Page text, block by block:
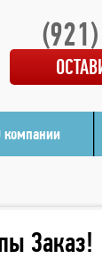
компании
Заказ!